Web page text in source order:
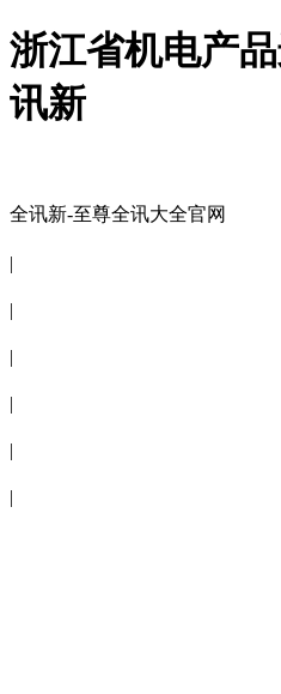
浙江省机电产
讯新
全讯新-至尊全讯大全官网
|
|
|
|
|
|